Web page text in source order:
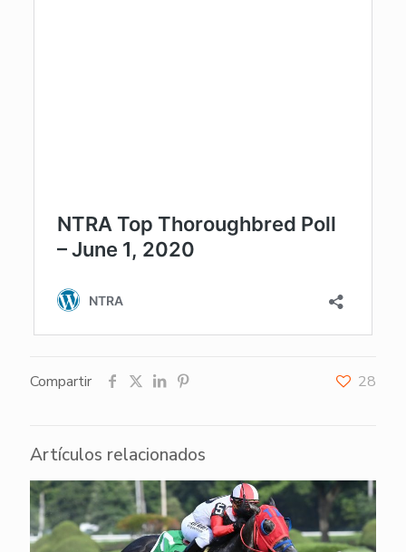
Compartir 28
Artículos relacionados